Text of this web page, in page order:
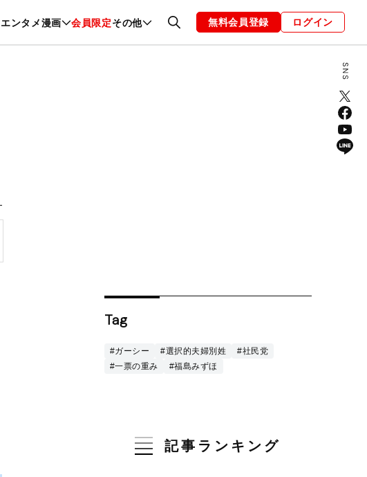
エンタメ漫画 会員限定その他
グルメ ファッション 恋愛・結婚 編集部 お知らせ
無料会員登録 ログイン
Tag
#ガーシー #選択的夫婦別姓
#社民党
#一票の重み
#福島みずほ
記事ランキング